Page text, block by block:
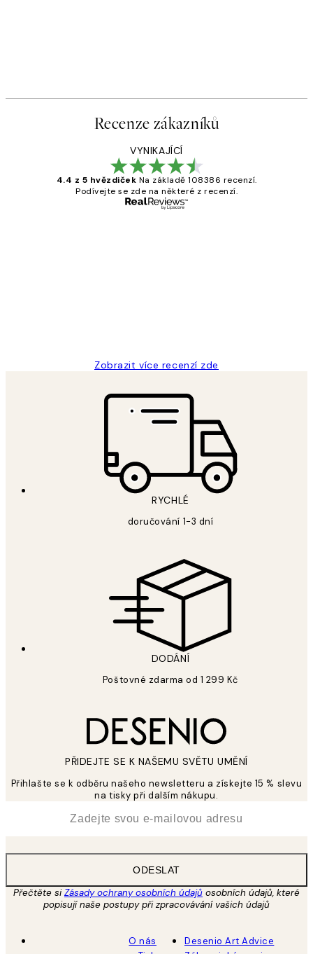
Recenze zákazníků
VYNIKAJÍCÍ
4.4 z 5 hvězdiček Na základě 108386 recenzí.
Podívejte se zde na některé z recenzí.
Zobrazit více recenzí zde
RYCHLÉ
doručování 1-3 dní
DODÁNÍ
Poštovné zdarma od 1 299 Kč
PŘIDEJTE SE K NAŠEMU SVĚTU UMĚNÍ
Přihlašte se k odběru našeho newsletteru a získejte 15 % slevu
na tisky při dalším nákupu.
ODESLAT
Přečtěte siZásady ochrany osobních údajů osobních údajů, které
popisují naše postupy při zpracovávání vašich údajů
O nás
Desenio Art Advice